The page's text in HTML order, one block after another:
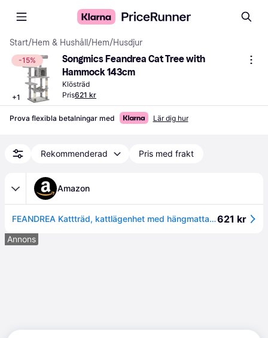
Start/Hem & Hushåll /Hem/Husdjur
-15%
+1
Songmics Feandrea Cat Tree with
Hammock 143cm
Klösträd
Pris621 kr
Prova flexibla betalningar med Lär dig hur
Rekommenderad Pris med frakt
Amazon
FEANDREA Kattträd, kattlägenhet med hängmatta, 143 cm, ljusgrå PCT161W01621 kr
Annons